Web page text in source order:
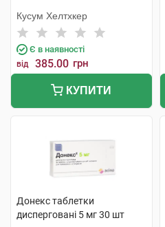
Кусум Хелтхкер
Є в наявності
від 385.00 грн
КУПИТИ
Донекс таблетки
дисперговані 5 мг 30 шт